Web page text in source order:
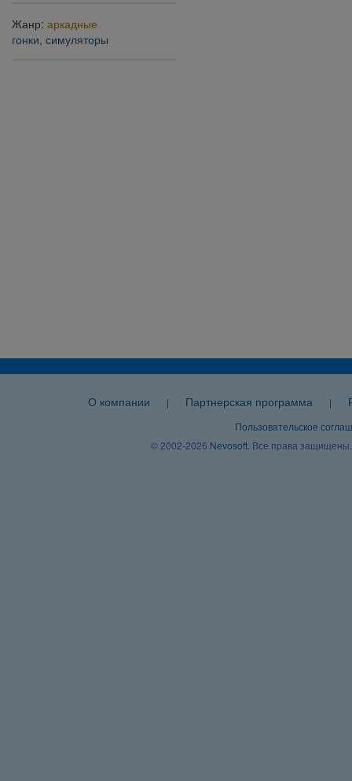
Жанр: аркадные
гонки, симуляторы
О компании | Партнерская программа |
Пользовательское
© 2002-2026 Nevosoft . Все права защищены